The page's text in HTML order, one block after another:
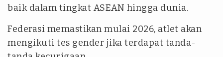
baik dalam tingkat ASEAN hingga dunia.
Federasi memastikan mulai 2026, atlet akan
mengikuti tes gender jika terdapat tanda-